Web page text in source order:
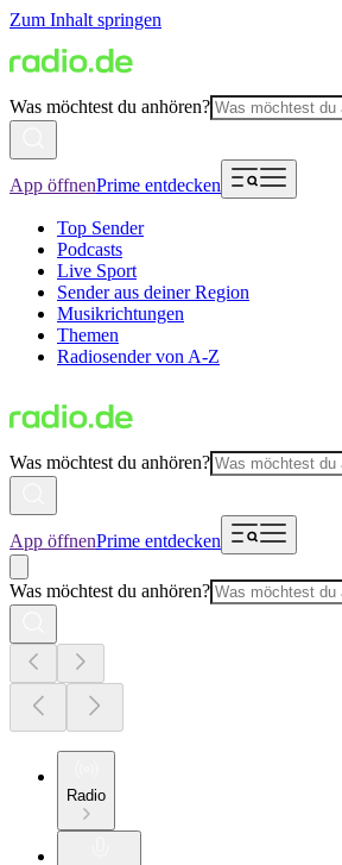
Zum Inhalt springen
Was möchtest du anhören?
App öffnenPrime entdecken
Top Sender
Podcasts
Live Sport
Sender aus deiner Region
Musikrichtungen
Themen
Radiosender von A-Z
Was möchtest du anhören?
App öffnenPrime entdecken
Was möchtest du anhören?
Radio